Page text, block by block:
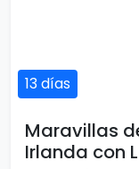
13 días
Maravillas
Irlanda con